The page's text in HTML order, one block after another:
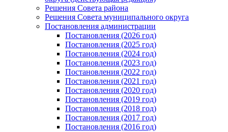
Решения Совета района
Решения Совета муниципального округа
Постановления администрации
Постановления (2026 год)
Постановления (2025 год)
Постановления (2024 год)
Постановления (2023 год)
Постановления (2022 год)
Постановления (2021 год)
Постановления (2020 год)
Постановления (2019 год)
Постановления (2018 год)
Постановления (2017 год)
Постановления (2016 год)